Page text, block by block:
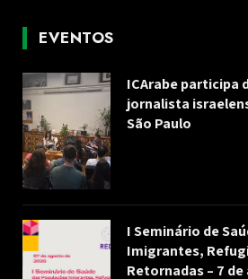
EVENTOS
ICArabe participa
jornalista
São Paulo
I Seminário de
Imigrantes,
Retornadas – 7